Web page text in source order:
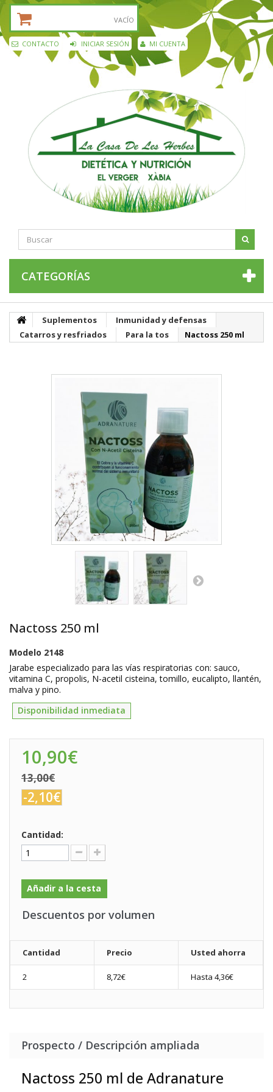
VACÍO
CONTACTO INICIAR SESIÓN MI CUENTA
CATEGORÍAS
Suplementos
Inmunidad y defensas
Catarros y resfriados
Para la tos Nactoss 250 ml
Nactoss 250 ml
Modelo 2148
Jarabe especializado para las vías respiratorias con: sauco,
vitamina C, propolis, N-acetil cisteina, tomillo, eucalipto, llantén,
malva y pino.
Disponibilidad inmediata
10,90€
13,00€
-2,10€
Cantidad:
Añadir a la cesta
Descuentos por volumen
Cantidad Precio Usted ahorra
2 8,72€ Hasta 4,36€
Prospecto / Descripción ampliada
Nactoss 250 ml de Adranature